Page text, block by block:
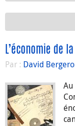
L’économie de
Par : David
Au